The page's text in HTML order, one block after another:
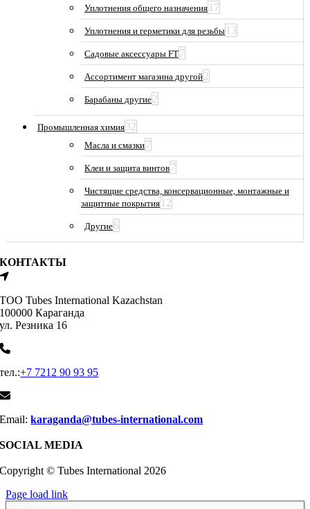
Уплотнения общего назначения 17
Уплотнения и герметики для резьбы 13
Садовые аксессуары FT7
Ассортимент магазина другой2
Барабаны другие2
Промышленная химия32
Масла и смазки7
Клеи и защита винтов7
Чистящие средства, консервационные, монтажные и
защитные покрытия 12
Другие6
КОНТАКТЫ
ТОО Tubes International Kazachstan
100000 Караганда
ул. Резника 16
тел.:+7 7212 90 93 95
Email:karaganda@tubes-international.com
SOCIAL MEDIA
Copyright © Tubes International 2026
Page load link